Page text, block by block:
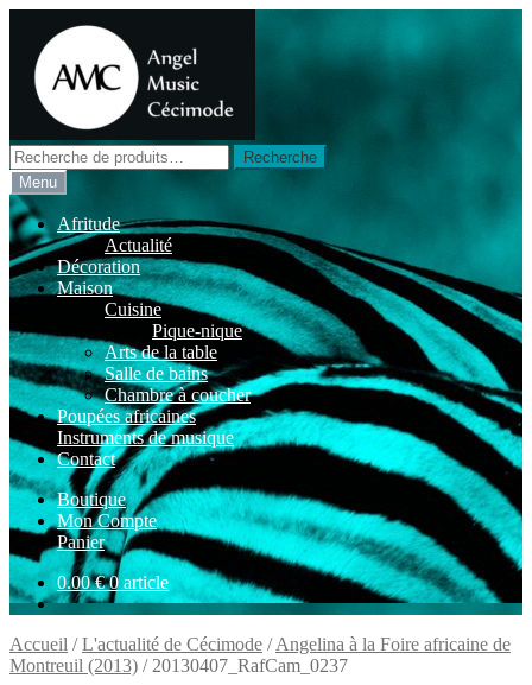
navigation
contenu
Recherche
pour :
Recherche
Menu
Afritude
Actualité
Décoration
Maison
Cuisine
Pique-nique
Arts de la table
Salle de bains
Chambre à coucher
Poupées africaines
Instruments de musique
Contact
Boutique
Mon Compte
Panier
0.00€ 0 article
Accueil /L'actualité de Cécimode /Angelina à la Foire africaine de
Montreuil (2013) / 20130407_RafCam_0237